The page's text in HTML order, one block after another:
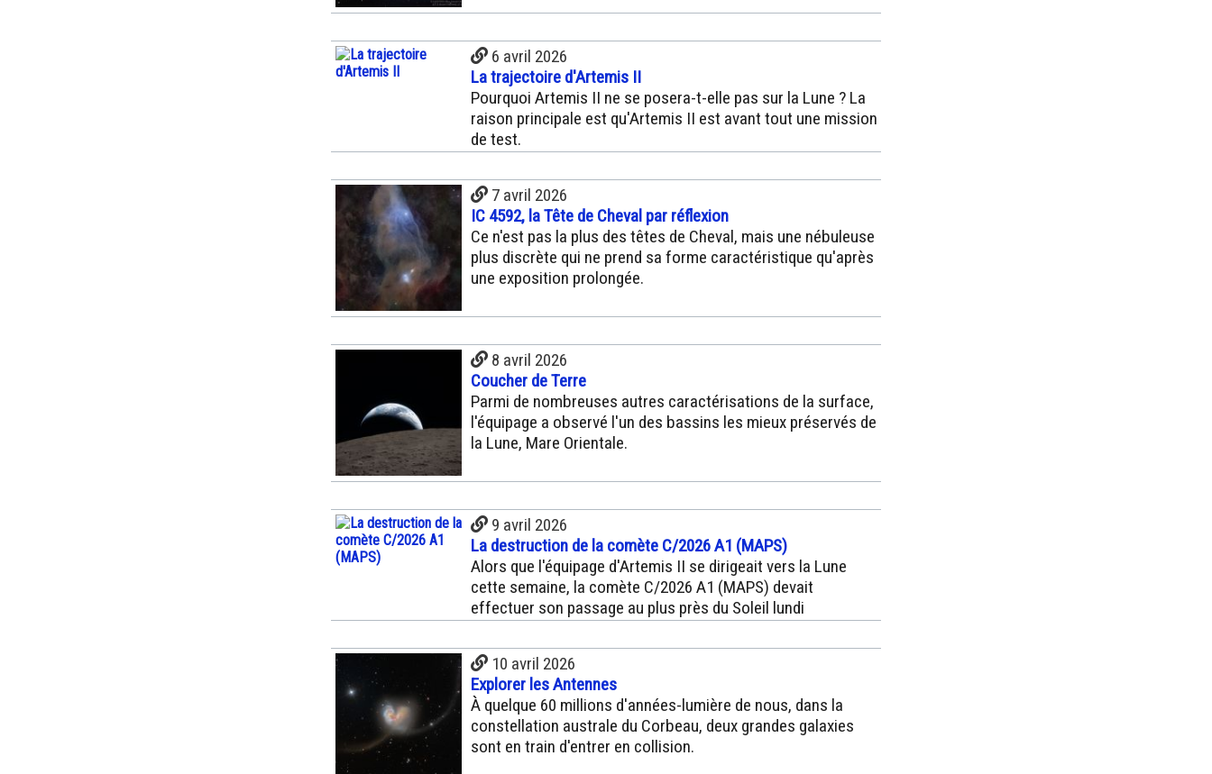
6 avril 2026
La trajectoire d'Artemis II
Pourquoi Artemis II ne se posera-t-elle pas sur la Lune ? La
raison principale est qu'Artemis II est avant tout une mission
de test.
7 avril 2026
IC 4592, la Tête de Cheval par réflexion
Ce n'est pas la plus des têtes de Cheval, mais une nébuleuse
plus discrète qui ne prend sa forme caractéristique qu'après
une exposition prolongée.
8 avril 2026
Coucher de Terre
Parmi de nombreuses autres caractérisations de la surface,
l'équipage a observé l'un des bassins les mieux préservés de
la Lune, Mare Orientale.
9 avril 2026
La destruction de la comète C/2026 A1 (MAPS)
Alors que l'équipage d'Artemis II se dirigeait vers la Lune
cette semaine, la comète C/2026 A1 (MAPS) devait
effectuer son passage au plus près du Soleil lundi
10 avril 2026
Explorer les Antennes
À quelque 60 millions d'années-lumière de nous, dans la
constellation australe du Corbeau, deux grandes galaxies
sont en train d'entrer en collision.